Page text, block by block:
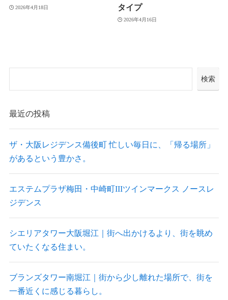
2026年4月18日
タイプ
2026年4月16日
検索
最近の投稿
ザ・大阪レジデンス備後町 忙しい毎日に、「帰る場所」
があるという豊かさ。
エステムプラザ梅田・中崎町IIIツインマークス ノースレ
ジデンス
シエリアタワー大阪堀江｜街へ出かけるより、街を眺め
ていたくなる住まい。
ブランズタワー南堀江｜街から少し離れた場所で、街を
一番近くに感じる暮らし。